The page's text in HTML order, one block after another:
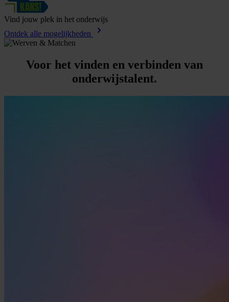
Vind jouw plek in het onderwijs
Ontdek alle mogelijkheden
Voor het vinden en verbinden van
onderwijstalent.